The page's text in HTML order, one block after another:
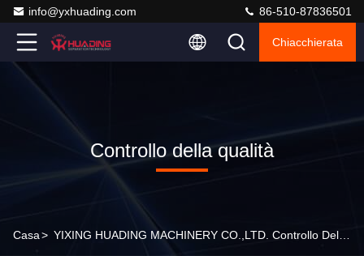
info@yxhuading.com 86-510-87836501
Chiacchierata
Controllo della qualità
Casa>